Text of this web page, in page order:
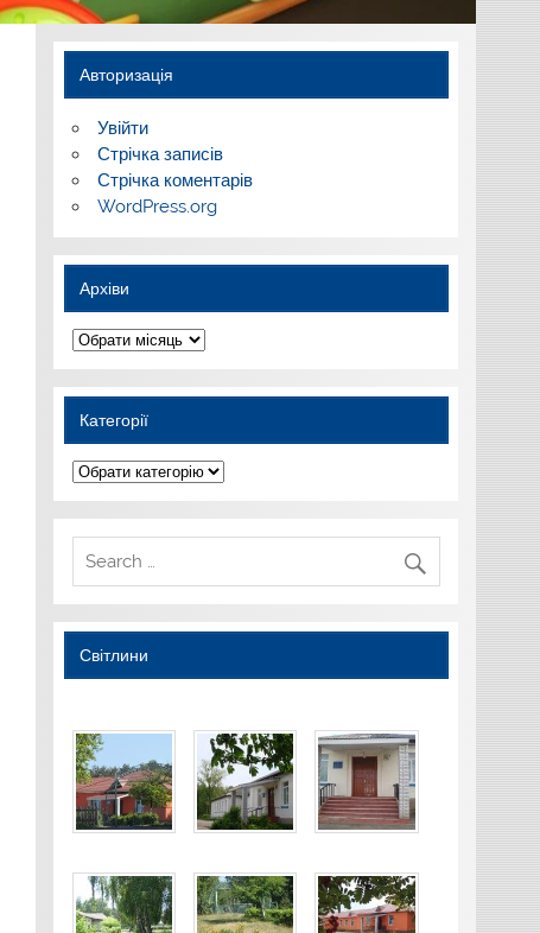
Авторизація
Увійти
Стрічка записів
Стрічка коментарів
WordPress.org
Архіви
Архіви
Категорії
Категорії
Світлини